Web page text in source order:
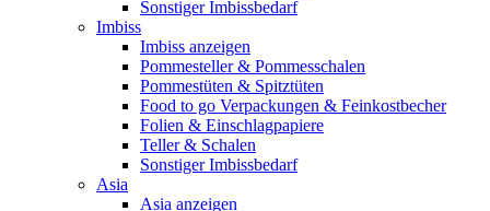
Sonstiger Imbissbedarf
Imbiss
Imbiss anzeigen
Pommesteller & Pommesschalen
Pommestüten & Spitztüten
Food to go Verpackungen & Feinkostbecher
Folien & Einschlagpapiere
Teller & Schalen
Sonstiger Imbissbedarf
Asia
Asia anzeigen